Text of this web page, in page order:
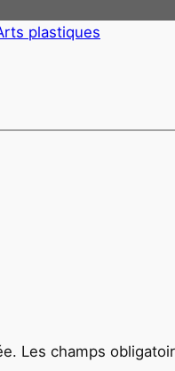
plastiques
Les champs